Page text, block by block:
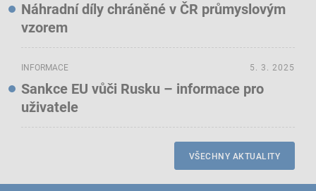
Náhradní díly chráněné v ČR průmyslovým
vzorem
INFORMACE
Sankce EU vůči Rusku – informace pro
uživatele
5. 3. 2025
VŠECHNY AKTUALITY